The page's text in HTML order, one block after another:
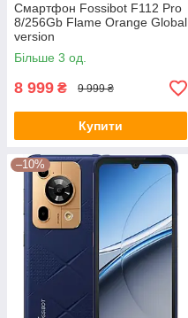
Смартфон Fossibot F112 Pro
8/256Gb Flame Orange Global
version
Більше 3 од.
8 999 ₴ 9 999 ₴
Купити
–10%